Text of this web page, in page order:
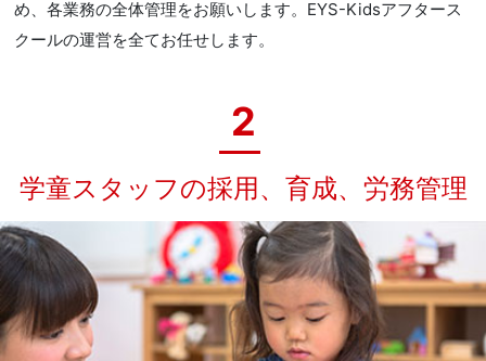
め、各業務の全体管理をお願いします。EYS-Kidsアフタース
クールの運営を全てお任せします。
2
学童スタッフの採用、育成、労務管理